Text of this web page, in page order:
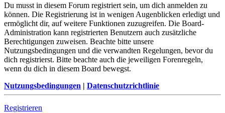
Du musst in diesem Forum registriert sein, um dich anmelden zu
können. Die Registrierung ist in wenigen Augenblicken erledigt und
ermöglicht dir, auf weitere Funktionen zuzugreifen. Die Board-
Administration kann registrierten Benutzern auch zusätzliche
Berechtigungen zuweisen. Beachte bitte unsere
Nutzungsbedingungen und die verwandten Regelungen, bevor du
dich registrierst. Bitte beachte auch die jeweiligen Forenregeln,
wenn du dich in diesem Board bewegst.
Nutzungsbedingungen | Datenschutzrichtlinie
Registrieren